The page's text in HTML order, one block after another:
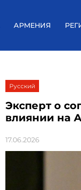
АРМЕНИЯ
Русский
Эксперт о
влиянии на
17.06.2026